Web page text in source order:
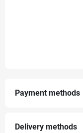
Payment methods
Delivery methods